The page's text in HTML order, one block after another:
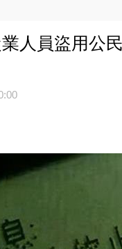
人員盜用公